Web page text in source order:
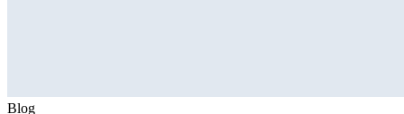
Blog